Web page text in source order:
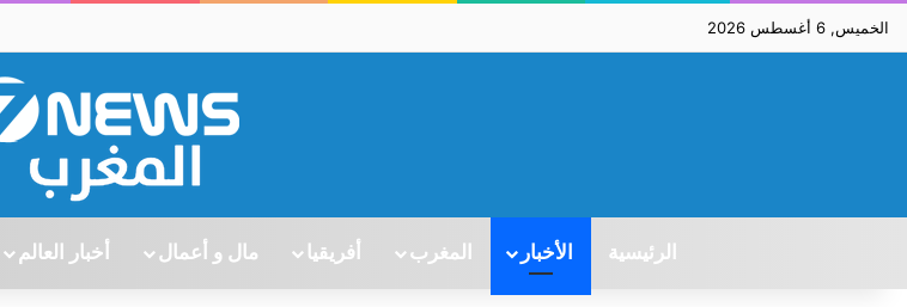
الخميس, 6 أغسطس 2026
الرئيسية الأخبار المغرب أفريقيا مال و أعمال أخبار العالم